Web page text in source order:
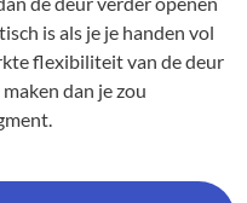
is als je je handen vol
flexibiliteit van de deur
dan je zou